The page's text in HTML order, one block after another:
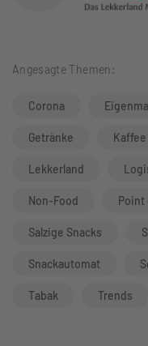
Angesagte Themen:
Corona
Getränke Kaffee
Lekkerland
Non-Food Point
Salzige Snacks
Snackautomat
Tabak Trends